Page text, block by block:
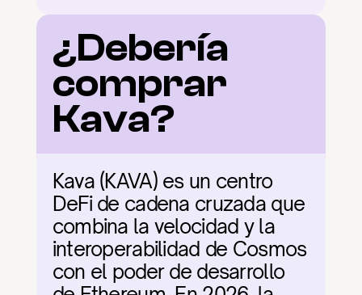
¿Debería
comprar
Kava?
Kava (KAVA) es un centro
DeFi de cadena cruzada que
combina la velocidad y la
interoperabilidad de Cosmos
con el poder de desarrollo